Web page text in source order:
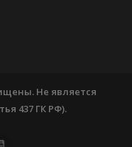
Не является
437 ГК РФ).